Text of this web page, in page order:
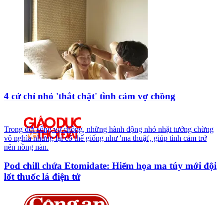
4 cử chỉ nhỏ 'thắt chặt' tình cảm vợ chồng
Trong đời sống vợ chồng, những hành động nhỏ nhặt tưởng chừng
vô nghĩa nhưng lại có thể giống như 'ma thuật', giúp tình cảm trở
nên nồng nàn.
Pod chill chứa Etomidate: Hiểm họa ma túy mới đội
lốt thuốc lá điện tử